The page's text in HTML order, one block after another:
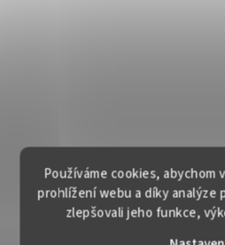
Používáme cookies, abychom
prohlížení webu a díky analýze
zlepšovali jeho funkce,